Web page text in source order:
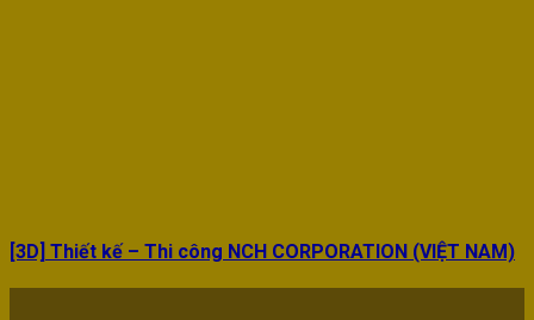
[3D] Thiết kế – Thi công NCH CORPORATION (VIỆT NAM)